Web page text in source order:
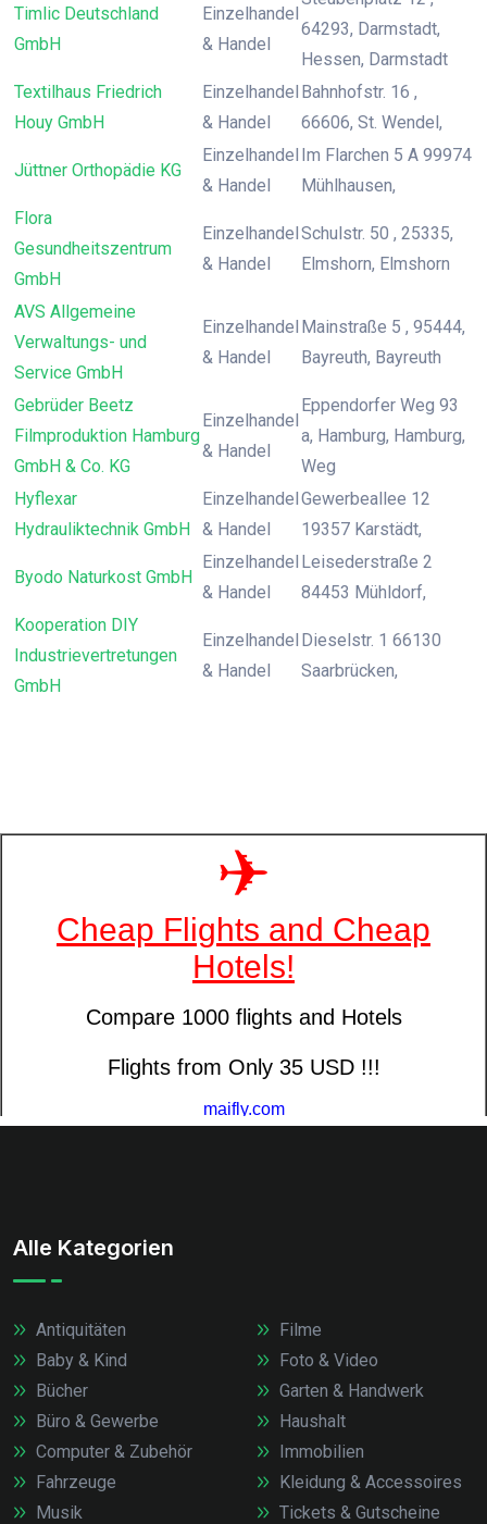
Timlic Deutschland
GmbH
Einzelhandel
& Handel
64293, Darmstadt,
Hessen, Darmstadt
Textilhaus Friedrich
Houy GmbH
Einzelhandel
& Handel
Bahnhofstr. 16 ,
66606, St. Wendel,
Jüttner Orthopädie KG
Einzelhandel
& Handel
Im Flarchen 5 A 99974
Mühlhausen,
Flora
Gesundheitszentrum
GmbH
Einzelhandel
& Handel
Schulstr. 50 , 25335,
Elmshorn, Elmshorn
AVS Allgemeine
Verwaltungs- und
Service GmbH
Einzelhandel
& Handel
Mainstraße 5 , 95444,
Bayreuth, Bayreuth
Gebrüder Beetz
Filmproduktion Hamburg
GmbH & Co. KG
Einzelhandel
& Handel
Eppendorfer Weg 93
a, Hamburg, Hamburg,
Weg
Hyflexar
Hydrauliktechnik GmbH
Einzelhandel
& Handel
Gewerbeallee 12
19357 Karstädt,
Byodo Naturkost GmbH
Einzelhandel
& Handel
Leisederstraße 2
84453 Mühldorf,
Kooperation DIY
Industrievertretungen
GmbH
Einzelhandel
& Handel
Dieselstr. 1 66130
Saarbrücken,
Alle Kategorien
Antiquitäten
Baby & Kind
Bücher
Büro & Gewerbe
Computer & Zubehör
Fahrzeuge
Filme
Foto & Video
Garten & Handwerk
Haushalt
Immobilien
Kleidung & Accessoires
Musik
Tickets & Gutscheine